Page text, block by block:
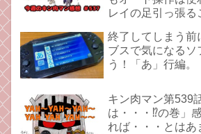
レイの足引っ張る
終了してしまう前
ブスで気になるソ
う！「あ」行編。
キン肉マン第539
は・・・⁉︎の巻」
れば・・・とはあ